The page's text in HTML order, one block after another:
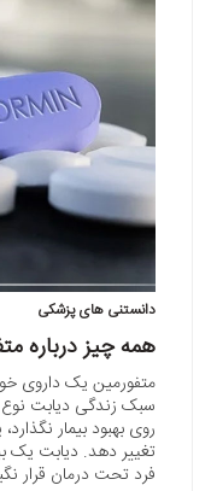
دانستنی های پزشکی
همه چیز درباره
متفورمین یک داروی
روی بهبود بیمار
تغییر دهد. دیابت یک
فرد تحت درمان قرار نگیرد